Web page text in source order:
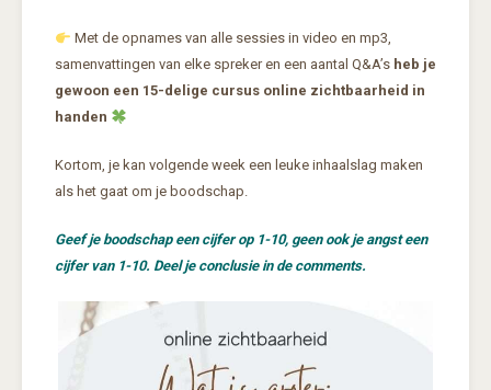
Met de opnames van alle sessies in video en mp3,
samenvattingen van elke spreker en een aantal Q&A’s heb je
gewoon een 15-delige cursus online zichtbaarheid in
handen
Kortom, je kan volgende week een leuke inhaalslag maken
als het gaat om je boodschap.
Geef je boodschap een cijfer op 1-10, geen ook je angst een
cijfer van 1-10. Deel je conclusie in de comments.